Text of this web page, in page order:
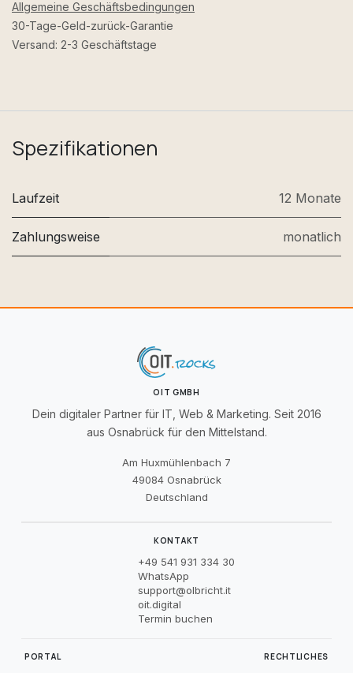
Allgemeine Geschäftsbedingungen
30-Tage-Geld-zurück-Garantie
Versand: 2-3 Geschäftstage
Spezifikationen
Laufzeit 12 Monate
Zahlungsweise monatlich
OIT GMBH
Dein digitaler Partner für IT, Web & Marketing. Seit 2016
aus Osnabrück für den Mittelstand.
Am Huxmühlenbach 7
49084 Osnabrück
Deutschland
PORTAL
KONTAKT
+49 541 931 334 30
WhatsApp
support@olbricht.it
oit.digital
Termin buchen
RECHTLICHES